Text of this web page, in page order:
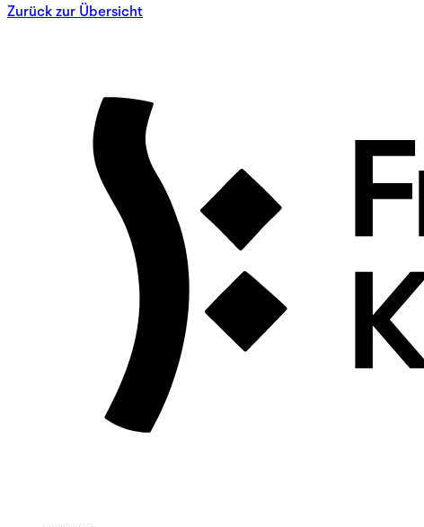
Zurück zur Übersicht